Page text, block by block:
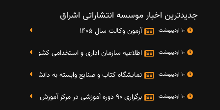
جدیدترین اخبار موسسه انتشاراتی اشراق
آزمون وکالت سال 1405
اطلاعیه سازمان اداری و استخدامی کشور در خصوص
نمایشگاه کتاب و صنایع وابسته به دانشگاه صنعتی شریف 4 الی 8 مهر
برگزاری 90 دوره آموزشی در مرکز آموزش فرهنگی دانشگاه علامه